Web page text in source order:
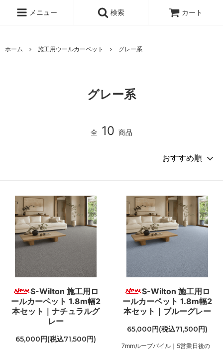
メニュー 検索 カート
ホーム 施工用ウールカーペット グレー系
グレー系
全 10 商品
S-Wilton 施工用ロ
ールカーペット 1.8m幅2
本セット｜ナチュラルグ
レー
65,000円(税込71,500円)
S-Wilton 施工用ロ
ールカーペット 1.8m幅2
本セット｜ブルーグレー
65,000円(税込71,500円)
7mmループパイル｜5営業日後の